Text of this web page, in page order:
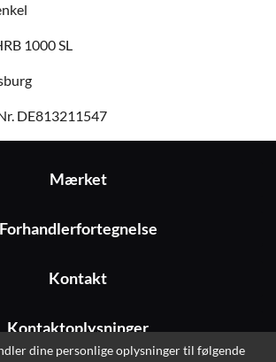
1000 SL
DE813211547
Mærket
Forhandlerfortegnelse
Kontakt
Kontaktoplysninger
dine personlige oplysninger til følgende